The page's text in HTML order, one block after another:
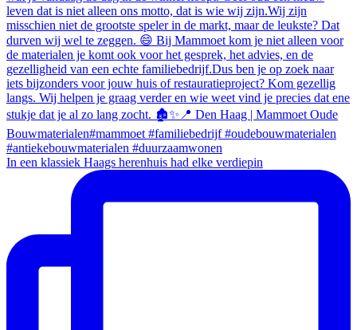
In een klassiek Haags herenhuis had elke verdiepin